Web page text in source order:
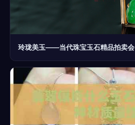
玲珑美玉——当代珠宝玉石精品拍卖会